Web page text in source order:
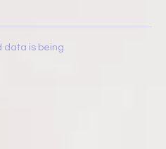
data is being